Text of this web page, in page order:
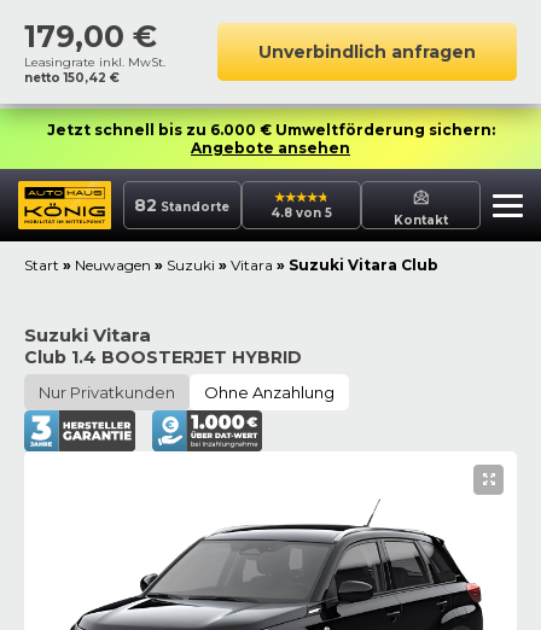
179,00 €
Leasingrate inkl. MwSt.
netto150,42 €
Unverbindlich anfragen
Jetzt schnell bis zu 6.000 € Umweltförderung sichern:
Angebote ansehen
82 Standorte 4.8 von 5 Kontakt
Start » Neuwagen » Suzuki » Vitara » Suzuki Vitara Club
Suzuki Vitara
Club 1.4 BOOSTERJET HYBRID
Nur Privatkunden Ohne Anzahlung